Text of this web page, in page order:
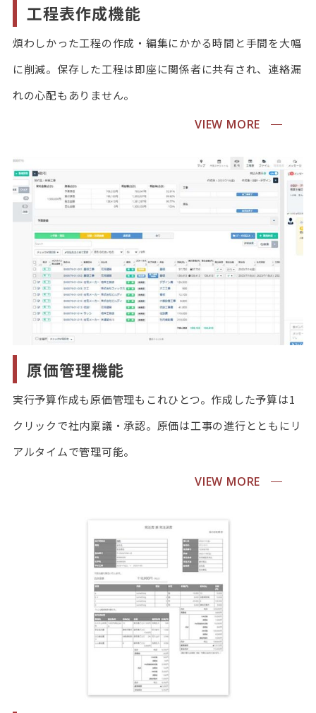
工程表作成機能
煩わしかった工程の作成・編集にかかる時間と手間を大幅
に削減。保存した工程は即座に関係者に共有され、連絡漏
れの心配もありません。
VIEW MORE
原価管理機能
実行予算作成も原価管理もこれひとつ。作成した予算は1
クリックで社内稟議・承認。原価は工事の進行とともにリ
アルタイムで管理可能。
VIEW MORE